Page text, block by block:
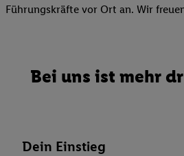
Führungskräfte vor Ort an. Wir
Bei uns ist mehr
Dein Einstieg